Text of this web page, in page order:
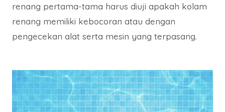
renang pertama-tama harus diuji apakah kolam
renang memiliki kebocoran atau dengan
pengecekan alat serta mesin yang terpasang.